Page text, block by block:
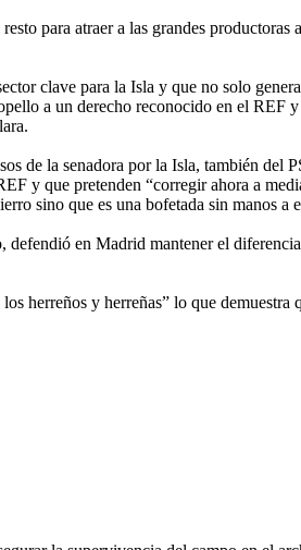
para atraer a las grandes
clave para la Isla y que no solo
a un derecho reconocido en el
de la senadora por la Isla, también del
y que pretenden “corregir ahora a
sino que es una bofetada sin manos a
en Madrid mantener el
herreños y herreñas” lo que